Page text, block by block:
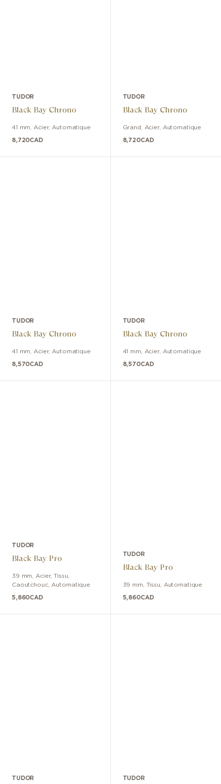
TUDOR
Black Bay Chrono
41 mm Acier, Automatique
8,720CAD
TUDOR
Black Bay Chrono
Grand Acier, Automatique
8,720CAD
TUDOR
Black Bay Chrono
41 mm Acier, Automatique
8,570CAD
TUDOR
Black Bay Chrono
41 mm Acier, Automatique
8,570CAD
TUDOR
Black Bay Pro
39 mm Acier,Tissu,
Caoutchouc, Automatique
5,860CAD
TUDOR
Black Bay Pro
39 mm Tissu Automatique
5,860CAD
TUDOR TUDOR